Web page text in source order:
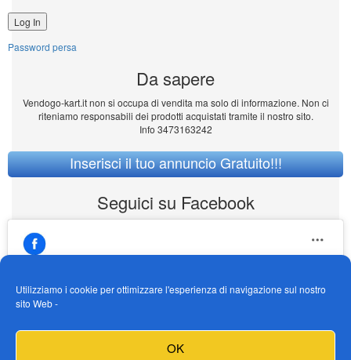
Utilizziamo i cookie per ottimizzare l'esperienza di navigazione sul nostro
sito Web -
OK
Password persa
Da sapere
Vendogo-kart.it non si occupa di vendita ma solo di informazione. Non ci
riteniamo responsabili dei prodotti acquistati tramite il nostro sito.
Info 3473163242
Inserisci il tuo annuncio Gratuito!!!
Seguici su Facebook
https://www.facebook.com/Vendogokartit/
Fai clic per accettare i cookie marketing e
abilitare questo contenuto